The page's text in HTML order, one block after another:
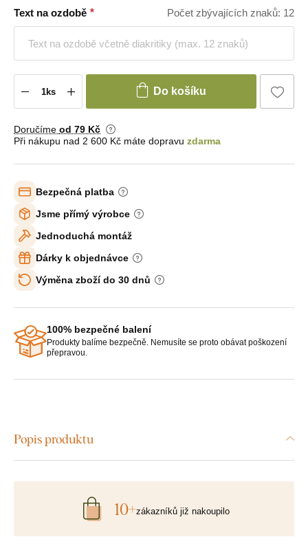
Text na ozdobě Počet zbývajících znaků: 12
Do košíku
Doručíme od 79 Kč
Při nákupu nad 2 600 Kč máte dopravu zdarma
Bezpečná platba
Jsme přímý výrobce
Jednoduchá montáž
Dárky k objednávce
Výměna zboží do 30 dnů
100% bezpečné balení
Produkty balíme bezpečně. Nemusíte se proto obávat poškození
přepravou.
Popis produktu
10+zákazníků již nakoupilo